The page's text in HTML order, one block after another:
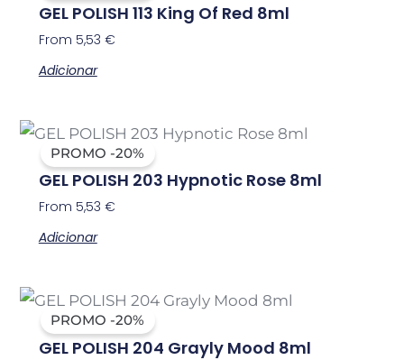
GEL POLISH 113 King Of Red 8ml
From 5,53 €
Adicionar
PROMO -20%
GEL POLISH 203 Hypnotic Rose 8ml
From 5,53 €
Adicionar
PROMO -20%
GEL POLISH 204 Grayly Mood 8ml